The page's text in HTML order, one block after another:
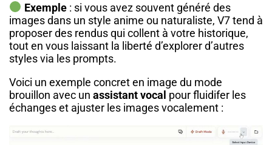
Exemple: si vous avez souvent généré des
images dans un style anime ou naturaliste, V7 tend à
proposer des rendus qui collent à votre historique,
tout en vous laissant la liberté d’explorer d’autres
styles via les prompts.
Voici un exemple concret en image du mode
brouillon avec un assistant vocal pour fluidifer les
échanges et ajuster les images vocalement :